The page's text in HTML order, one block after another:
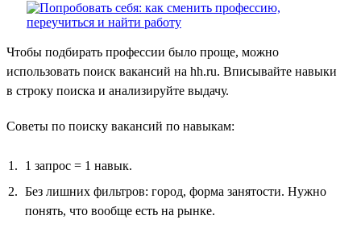
Чтобы подбирать профессии было проще, можно
использовать поиск вакансий на hh.ru. Вписывайте навыки
в строку поиска и анализируйте выдачу.
Советы по поиску вакансий по навыкам:
1 запрос = 1 навык.
Без лишних фильтров: город, форма занятости. Нужно
понять, что вообще есть на рынке.